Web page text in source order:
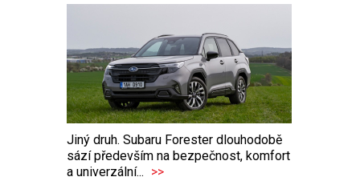
Jiný druh. Subaru Forester dlouhodobě
sází především na bezpečnost, komfort
a univerzální... >>